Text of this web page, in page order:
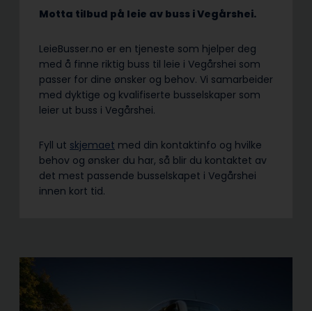
Motta tilbud på leie av buss i Vegårshei.
LeieBusser.no er en tjeneste som hjelper deg
med å finne riktig buss til leie i Vegårshei som
passer for dine ønsker og behov. Vi samarbeider
med dyktige og kvalifiserte busselskaper som
leier ut buss i Vegårshei.
Fyll ut skjemaet med din kontaktinfo og hvilke
behov og ønsker du har, så blir du kontaktet av
det mest passende busselskapet i Vegårshei
innen kort tid.